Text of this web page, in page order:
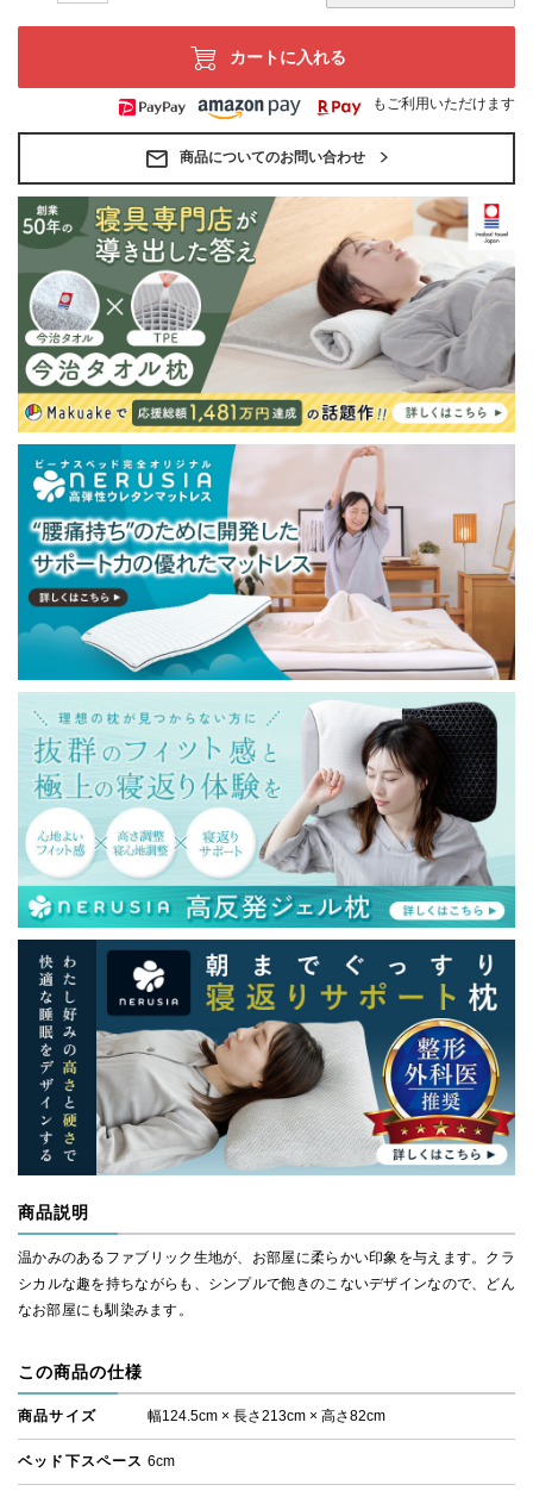
カートに入れる
もご利用いただけます
商品についてのお問い合わせ
商品説明
温かみのあるファブリック生地が、お部屋に柔らかい印象を与えます。クラ
シカルな趣を持ちながらも、シンプルで飽きのこないデザインなので、どん
なお部屋にも馴染みます。
この商品の仕様
商品サイズ 幅124.5cm × 長さ213cm × 高さ82cm
ベッド下スペース 6cm